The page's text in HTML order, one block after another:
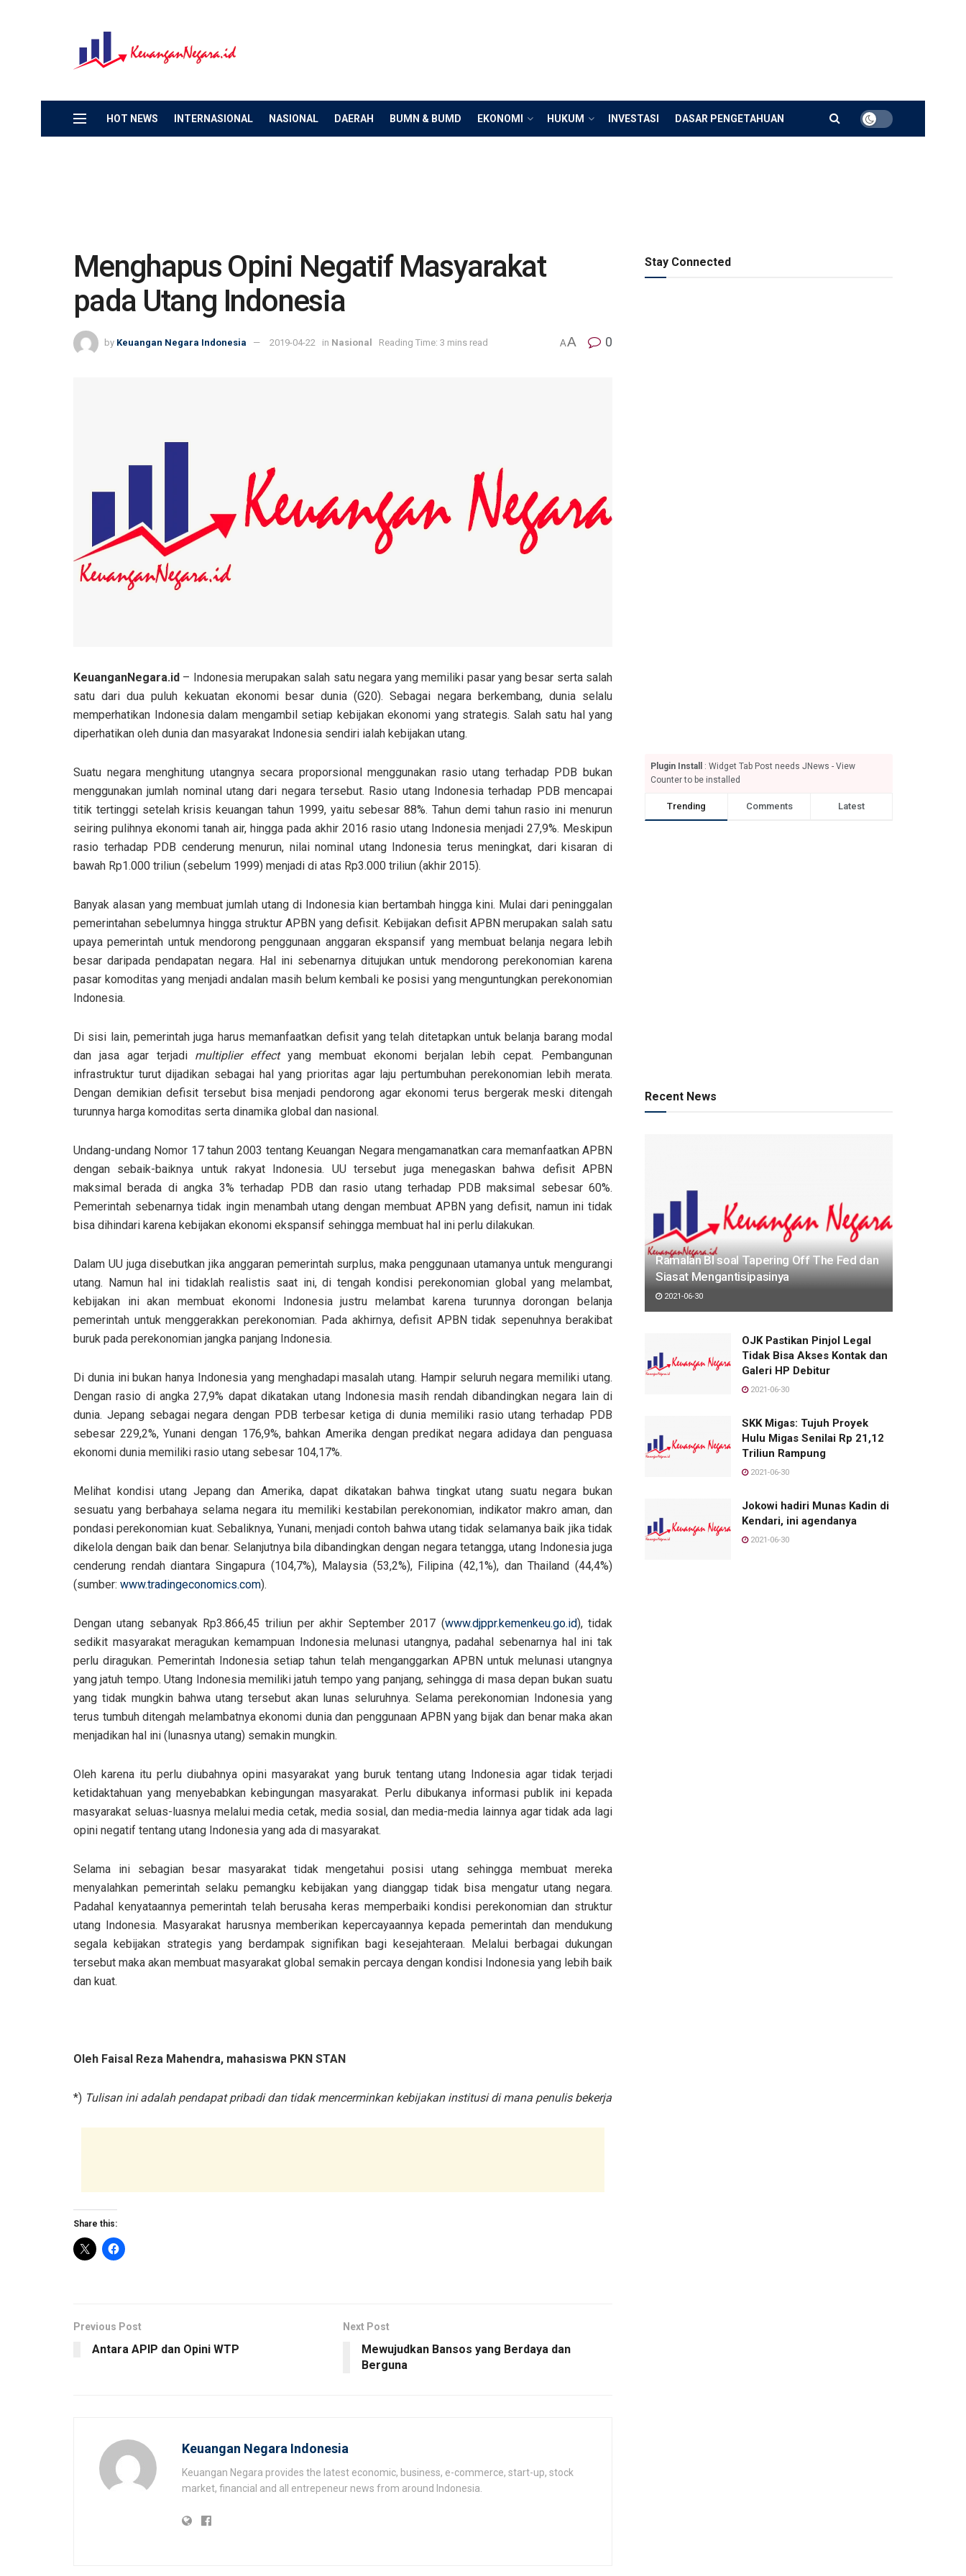
HOT NEWS INTERNASIONAL NASIONAL DAERAH BUMN & BUMD EKONOMI HUKUM INVESTASI DASAR PENGETAHUAN
Menghapus Opini Negatif Masyarakat
pada Utang Indonesia
by Keuangan Negara Indonesia 2019-04-22 in Nasional Reading Time: 3 mins read AA 0
KeuanganNegara.id – Indonesia merupakan salah satu negara yang memiliki pasar yang besar serta salah
satu dari dua puluh kekuatan ekonomi besar dunia (G20). Sebagai negara berkembang, dunia selalu
memperhatikan Indonesia dalam mengambil setiap kebijakan ekonomi yang strategis. Salah satu hal yang
diperhatikan oleh dunia dan masyarakat Indonesia sendiri ialah kebijakan utang.
Suatu negara menghitung utangnya secara proporsional menggunakan rasio utang terhadap PDB bukan
menggunakan jumlah nominal utang dari negara tersebut. Rasio utang Indonesia terhadap PDB mencapai
titik tertinggi setelah krisis keuangan tahun 1999, yaitu sebesar 88%. Tahun demi tahun rasio ini menurun
seiring pulihnya ekonomi tanah air, hingga pada akhir 2016 rasio utang Indonesia menjadi 27,9%. Meskipun
rasio terhadap PDB cenderung menurun, nilai nominal utang Indonesia terus meningkat, dari kisaran di
bawah Rp1.000 triliun (sebelum 1999) menjadi di atas Rp3.000 triliun (akhir 2015).
Banyak alasan yang membuat jumlah utang di Indonesia kian bertambah hingga kini. Mulai dari peninggalan
pemerintahan sebelumnya hingga struktur APBN yang defisit. Kebijakan defisit APBN merupakan salah satu
upaya pemerintah untuk mendorong penggunaan anggaran ekspansif yang membuat belanja negara lebih
besar daripada pendapatan negara. Hal ini sebenarnya ditujukan untuk mendorong perekonomian karena
pasar komoditas yang menjadi andalan masih belum kembali ke posisi yang menguntungkan perekonomian
Indonesia.
Di sisi lain, pemerintah juga harus memanfaatkan defisit yang telah ditetapkan untuk belanja barang modal
dan jasa agar terjadi multiplier effectyang membuat ekonomi berjalan lebih cepat. Pembangunan
infrastruktur turut dijadikan sebagai hal yang prioritas agar laju pertumbuhan perekonomian lebih merata.
Dengan demikian defisit tersebut bisa menjadi pendorong agar ekonomi terus bergerak meski ditengah
turunnya harga komoditas serta dinamika global dan nasional.
Undang-undang Nomor 17 tahun 2003 tentang Keuangan Negara mengamanatkan cara memanfaatkan APBN
dengan sebaik-baiknya untuk rakyat Indonesia. UU tersebut juga menegaskan bahwa defisit APBN
maksimal berada di angka 3% terhadap PDB dan rasio utang terhadap PDB maksimal sebesar 60%.
Pemerintah sebenarnya tidak ingin menambah utang dengan membuat APBN yang defisit, namun ini tidak
bisa dihindari karena kebijakan ekonomi ekspansif sehingga membuat hal ini perlu dilakukan.
Dalam UU juga disebutkan jika anggaran pemerintah surplus, maka penggunaan utamanya untuk mengurangi
utang. Namun hal ini tidaklah realistis saat ini, di tengah kondisi perekonomian global yang melambat,
kebijakan ini akan membuat ekonomi Indonesia justru melambat karena turunnya dorongan belanja
pemerintah untuk menggerakkan perekonomian. Pada akhirnya, defisit APBN tidak sepenuhnya berakibat
buruk pada perekonomian jangka panjang Indonesia.
Di dunia ini bukan hanya Indonesia yang menghadapi masalah utang. Hampir seluruh negara memiliki utang.
Dengan rasio di angka 27,9% dapat dikatakan utang Indonesia masih rendah dibandingkan negara lain di
dunia. Jepang sebagai negara dengan PDB terbesar ketiga di dunia memiliki rasio utang terhadap PDB
sebesar 229,2%, Yunani dengan 176,9%, bahkan Amerika dengan predikat negara adidaya dan penguasa
ekonomi dunia memiliki rasio utang sebesar 104,17%.
Melihat kondisi utang Jepang dan Amerika, dapat dikatakan bahwa tingkat utang suatu negara bukan
sesuatu yang berbahaya selama negara itu memiliki kestabilan perekonomian, indikator makro aman, dan
pondasi perekonomian kuat. Sebaliknya, Yunani, menjadi contoh bahwa utang tidak selamanya baik jika tidak
dikelola dengan baik dan benar. Selanjutnya bila dibandingkan dengan negara tetangga, utang Indonesia juga
cenderung rendah diantara Singapura (104,7%), Malaysia (53,2%), Filipina (42,1%), dan Thailand (44,4%)
(sumber: www.tradingeconomics.com).
Dengan utang sebanyak Rp3.866,45 triliun per akhir September 2017 (www.djppr.kemenkeu.go.id), tidak
sedikit masyarakat meragukan kemampuan Indonesia melunasi utangnya, padahal sebenarnya hal ini tak
perlu diragukan. Pemerintah Indonesia setiap tahun telah menganggarkan APBN untuk melunasi utangnya
yang jatuh tempo. Utang Indonesia memiliki jatuh tempo yang panjang, sehingga di masa depan bukan suatu
yang tidak mungkin bahwa utang tersebut akan lunas seluruhnya. Selama perekonomian Indonesia yang
terus tumbuh ditengah melambatnya ekonomi dunia dan penggunaan APBN yang bijak dan benar maka akan
menjadikan hal ini (lunasnya utang) semakin mungkin.
Oleh karena itu perlu diubahnya opini masyarakat yang buruk tentang utang Indonesia agar tidak terjadi
ketidaktahuan yang menyebabkan kebingungan masyarakat. Perlu dibukanya informasi publik ini kepada
masyarakat seluas-luasnya melalui media cetak, media sosial, dan media-media lainnya agar tidak ada lagi
opini negatif tentang utang Indonesia yang ada di masyarakat.
Selama ini sebagian besar masyarakat tidak mengetahui posisi utang sehingga membuat mereka
menyalahkan pemerintah selaku pemangku kebijakan yang dianggap tidak bisa mengatur utang negara.
Padahal kenyataannya pemerintah telah berusaha keras memperbaiki kondisi perekonomian dan struktur
utang Indonesia. Masyarakat harusnya memberikan kepercayaannya kepada pemerintah dan mendukung
segala kebijakan strategis yang berdampak signifikan bagi kesejahteraan. Melalui berbagai dukungan
tersebut maka akan membuat masyarakat global semakin percaya dengan kondisi Indonesia yang lebih baik
dan kuat.
Oleh Faisal Reza Mahendra, mahasiswa PKN STAN
*) Tulisan ini adalah pendapat pribadi dan tidak mencerminkan kebijakan institusi di mana penulis bekerja
Share this:
Previous Post
Antara APIP dan Opini WTP
Next Post
Mewujudkan Bansos yang Berdaya dan
Berguna
Keuangan Negara Indonesia
Keuangan Negara provides the latest economic, business, e-commerce, start-up, stock
market, financial and all entrepeneur news from around Indonesia.
Stay Connected
Plugin Install
: Widget Tab Post needs JNews - View
Counter to be installed
Trending Comments Latest
Recent News
Ramalan BI soal Tapering Off The Fed dan
Siasat Mengantisipasinya
2021-06-30
OJK Pastikan Pinjol Legal
Tidak Bisa Akses Kontak dan
Galeri HP Debitur
2021-06-30
SKK Migas: Tujuh Proyek
Hulu Migas Senilai Rp 21,12
Triliun Rampung
2021-06-30
Jokowi hadiri Munas Kadin di
Kendari, ini agendanya
2021-06-30